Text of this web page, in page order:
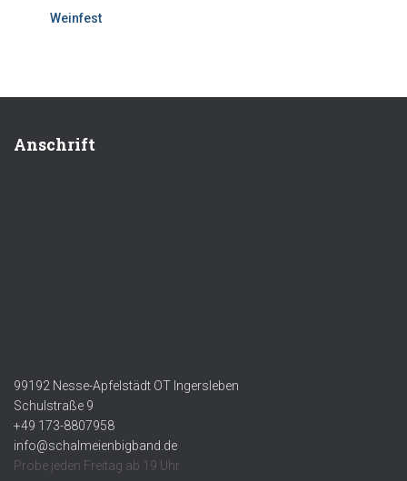
Weinfest
Anschrift
99192 Nesse-Apfelstädt OT Ingersleben
Schulstraße 9
+49 173-8807958
info@schalmeienbigband.de
Probe jeden Freitag ab 19 Uhr